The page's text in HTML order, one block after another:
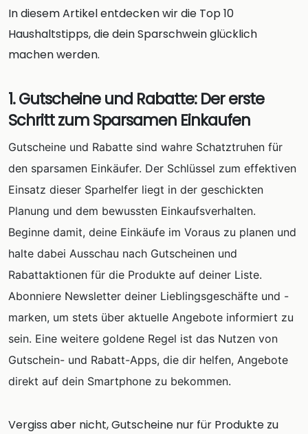
In diesem Artikel entdecken wir die Top 10
Haushaltstipps, die dein Sparschwein glücklich
machen werden.
1. Gutscheine und Rabatte: Der erste
Schritt zum Sparsamen Einkaufen
Gutscheine und Rabatte sind wahre Schatztruhen für
den sparsamen Einkäufer. Der Schlüssel zum effektiven
Einsatz dieser Sparhelfer liegt in der geschickten
Planung und dem bewussten Einkaufsverhalten.
Beginne damit, deine Einkäufe im Voraus zu planen und
halte dabei Ausschau nach Gutscheinen und
Rabattaktionen für die Produkte auf deiner Liste.
Abonniere Newsletter deiner Lieblingsgeschäfte und -
marken, um stets über aktuelle Angebote informiert zu
sein. Eine weitere goldene Regel ist das Nutzen von
Gutschein- und Rabatt-Apps, die dir helfen, Angebote
direkt auf dein Smartphone zu bekommen.
Vergiss aber nicht, Gutscheine nur für Produkte zu